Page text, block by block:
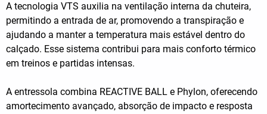
A tecnologia VTS auxilia na ventilação interna da chuteira,
permitindo a entrada de ar, promovendo a transpiração e
ajudando a manter a temperatura mais estável dentro do
calçado. Esse sistema contribui para mais conforto térmico
em treinos e partidas intensas.
A entressola combina REACTIVE BALL e Phylon, oferecendo
amortecimento avançado, absorção de impacto e resposta